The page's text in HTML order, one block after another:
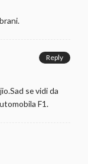
se vidi da
F1.
Reply